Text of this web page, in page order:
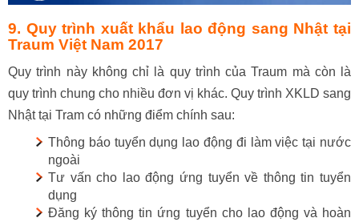
9. Quy trình xuất khẩu lao động sang Nhật tại
Traum Việt Nam 2017
Quy trình này không chỉ là quy trình của Traum mà còn là
quy trình chung cho nhiều đơn vị khác. Quy trình XKLD sang
Nhật tại Tram có những điểm chính sau:
Thông báo tuyển dụng lao động đi làm việc tại nước
ngoài
Tư vấn cho lao động ứng tuyển về thông tin tuyển
dụng
Đăng ký thông tin ứng tuyển cho lao động và hoàn